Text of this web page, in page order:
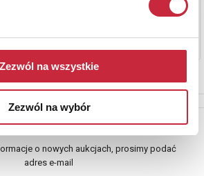
Zezwól na wszystkie
Zezwól na wybór
Newsletter
o nowych aukcjach, prosimy podać
adres e-mail